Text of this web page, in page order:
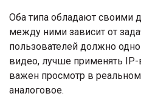
Оба типа обладают своими
между ними зависит от
пользователей должно
видео, лучше применять
важен просмотр в
аналоговое.